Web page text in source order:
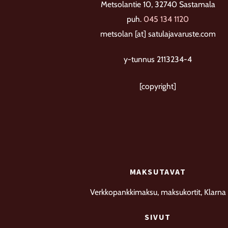
Metsolantie 10, 32740 Sastamala
puh. 045 134 1120
metsolan [at] satulajavaruste.com
y-tunnus 2113234-4
[copyright]
MAKSUTAVAT
Verkkopankkimaksu, maksukortit, Klarna
SIVUT